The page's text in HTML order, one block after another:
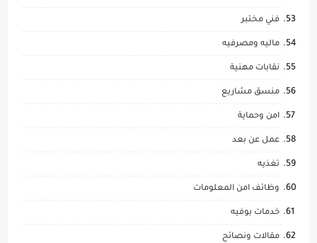
فني مختبر
ماليه ومصرفيه
نقابات مهنية
منسق مشاريع
امن وحماية
عمل عن بعد
تغذيه
وظائف امن المعلومات
خدمات بوفيه
مقالات ونصائح